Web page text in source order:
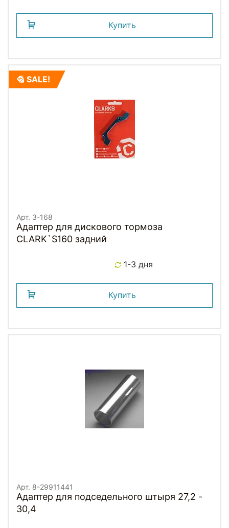
Купить
SALE!
Арт. 3-168
Адаптер для дискового тормоза
CLARK`S160 задний
1-3 дня
Купить
Арт. 8-29911441
Адаптер для подседельного штыря 27,2 -
30,4